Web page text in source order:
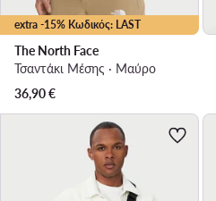
extra -15% Κωδικός: LAST
The North Face
Τσαντάκι Μέσης · Μαύρο
36,90€